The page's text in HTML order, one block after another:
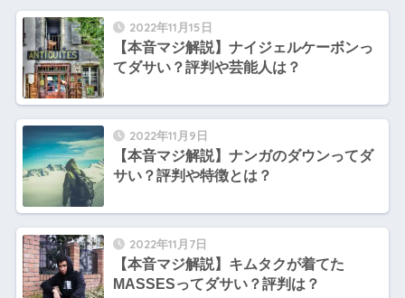
2022年11月15日
【本音マジ解説】ナイジェルケーボンっ
てダサい？評判や芸能人は？
2022年11月9日
【本音マジ解説】ナンガのダウンってダ
サい？評判や特徴とは？
2022年11月7日
【本音マジ解説】キムタクが着てた
MASSESってダサい？評判は？